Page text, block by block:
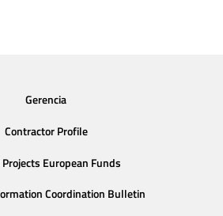
Gerencia
Contractor Profile
Projects European Funds
Coordination Bulletin